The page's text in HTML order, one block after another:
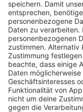
Rahmen der
gespeichert und
Gewinnspiels
Dritte erfolgt nicht,
Zusammenhang
geschieht. Ich kann
widerrufen. Die